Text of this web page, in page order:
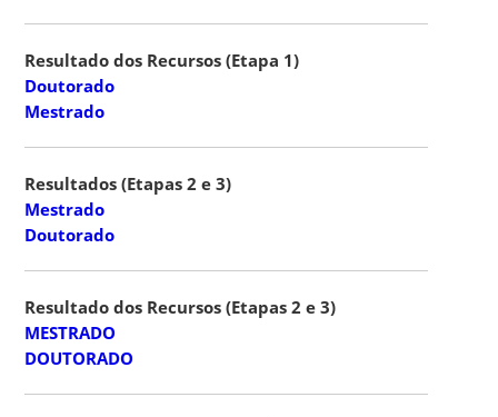
Resultado dos Recursos (Etapa 1)
Doutorado
Mestrado
Resultados (Etapas 2 e 3)
Mestrado
Doutorado
Resultado dos Recursos (Etapas 2 e 3)
MESTRADO
DOUTORADO